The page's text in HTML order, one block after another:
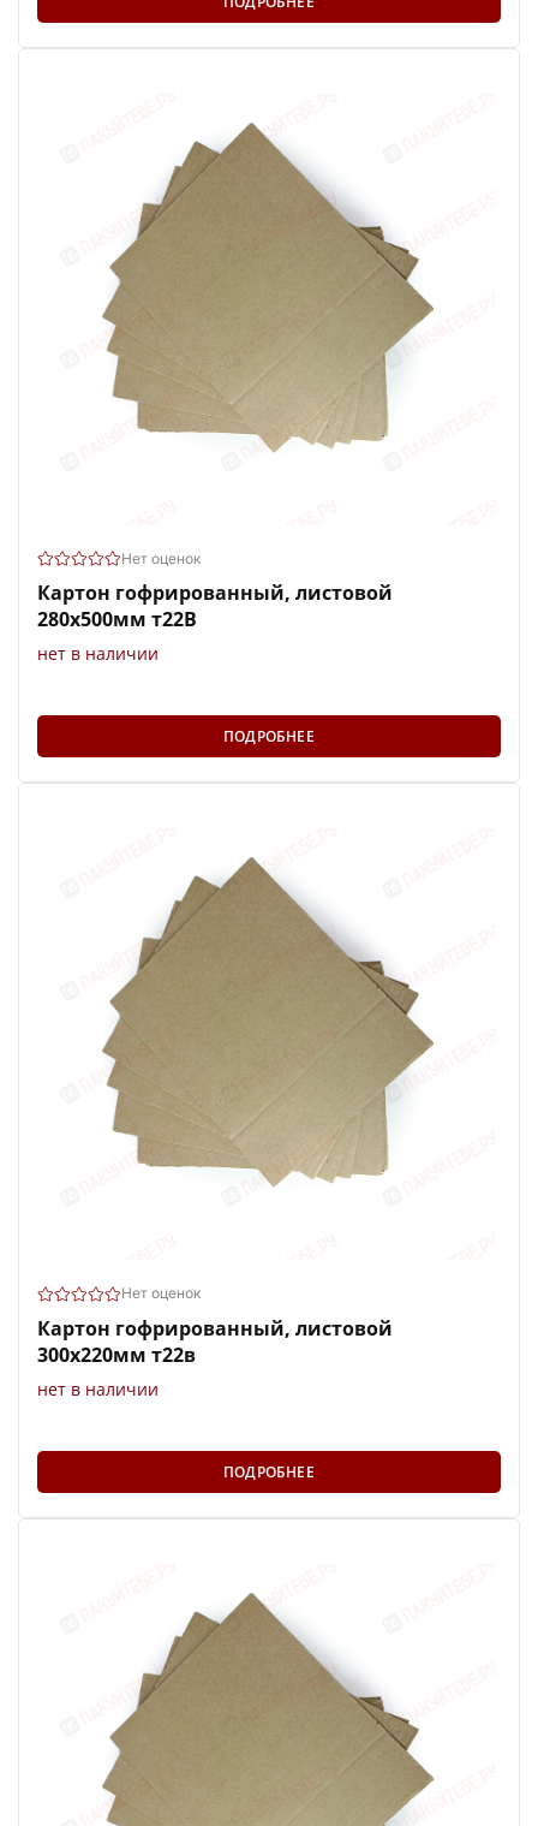
Нет оценок
Картон гофрированный, листовой
280х500мм т22В
нет в наличии
ПОДРОБНЕЕ
Нет оценок
Картон гофрированный, листовой
300х220мм т22в
нет в наличии
ПОДРОБНЕЕ